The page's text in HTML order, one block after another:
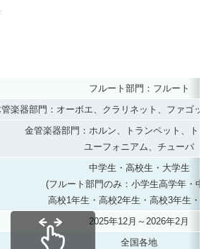
フルート部門：フルート
楽器部門：オーボエ、クラリネット、ファゴッ
金管楽器部門：ホルン、トランペット、トロ
ユーフォニアム、チューバ
中学生・高校生・大学生
(フルート部門のみ：小学生高学年・中
高校1年生・高校2年生・高校3年生・
2025年12月～2026年2月
全国各地